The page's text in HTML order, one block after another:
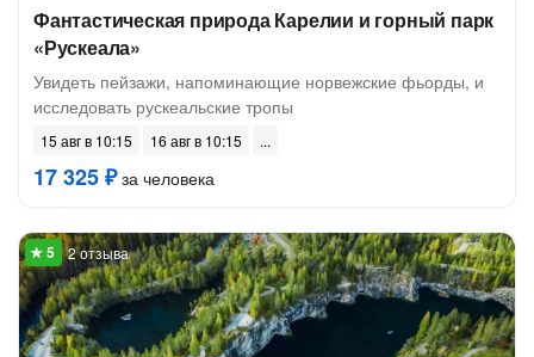
Фантастическая природа Карелии и горный парк
«Рускеала»
Увидеть пейзажи, напоминающие норвежские фьорды, и
исследовать рускеальские тропы
15 авг в 10:15 16 авг в 10:15
17 325 ₽за человека
2 отзыва